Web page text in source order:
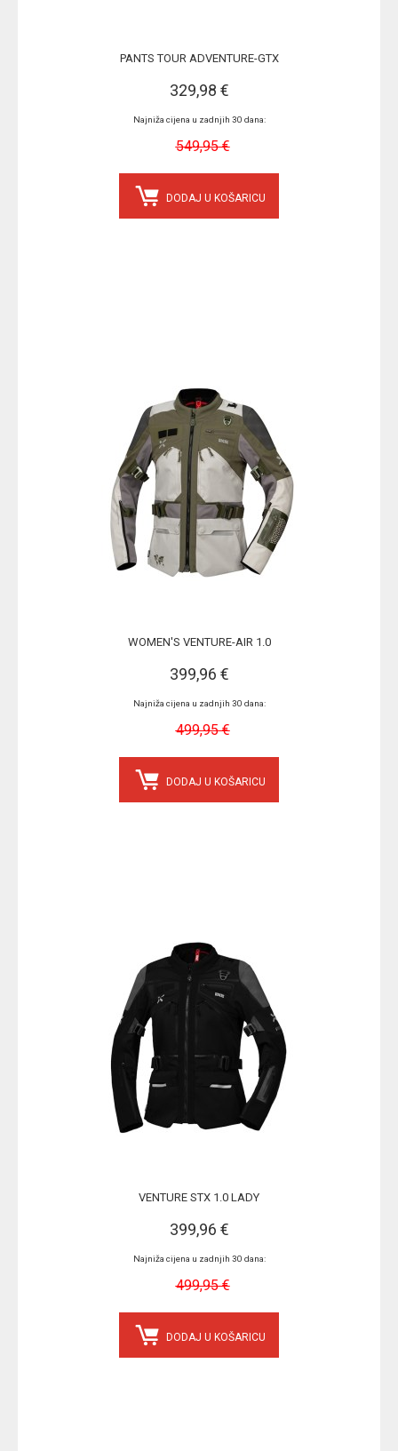
PANTS TOUR ADVENTURE-GTX
329,98 €
Najniža cijena u zadnjih 30 dana:
549,95 €
DODAJ U KOŠARICU
WOMEN'S VENTURE-AIR 1.0
399,96 €
Najniža cijena u zadnjih 30 dana:
499,95 €
DODAJ U KOŠARICU
VENTURE STX 1.0 LADY
399,96 €
Najniža cijena u zadnjih 30 dana:
499,95 €
DODAJ U KOŠARICU